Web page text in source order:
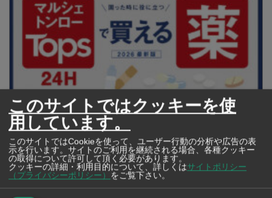
【タイ・バンコク】 マルシェトンロー内の「TOPS」で買える薬
2026年版
ク】 コンビニ（セ
このサイトではクッキーを使
用しています。
このサイトではCookieを使って、ユーザー行動の分析や広告の表
示を行います。サイトのご利用を継続される場合、各種クッキー
の取得について許可して頂く必要があります。
クッキーの詳細・利用目的について、詳しくはサイトポリシー
（プライバシーポリシー）
をご覧下さい。